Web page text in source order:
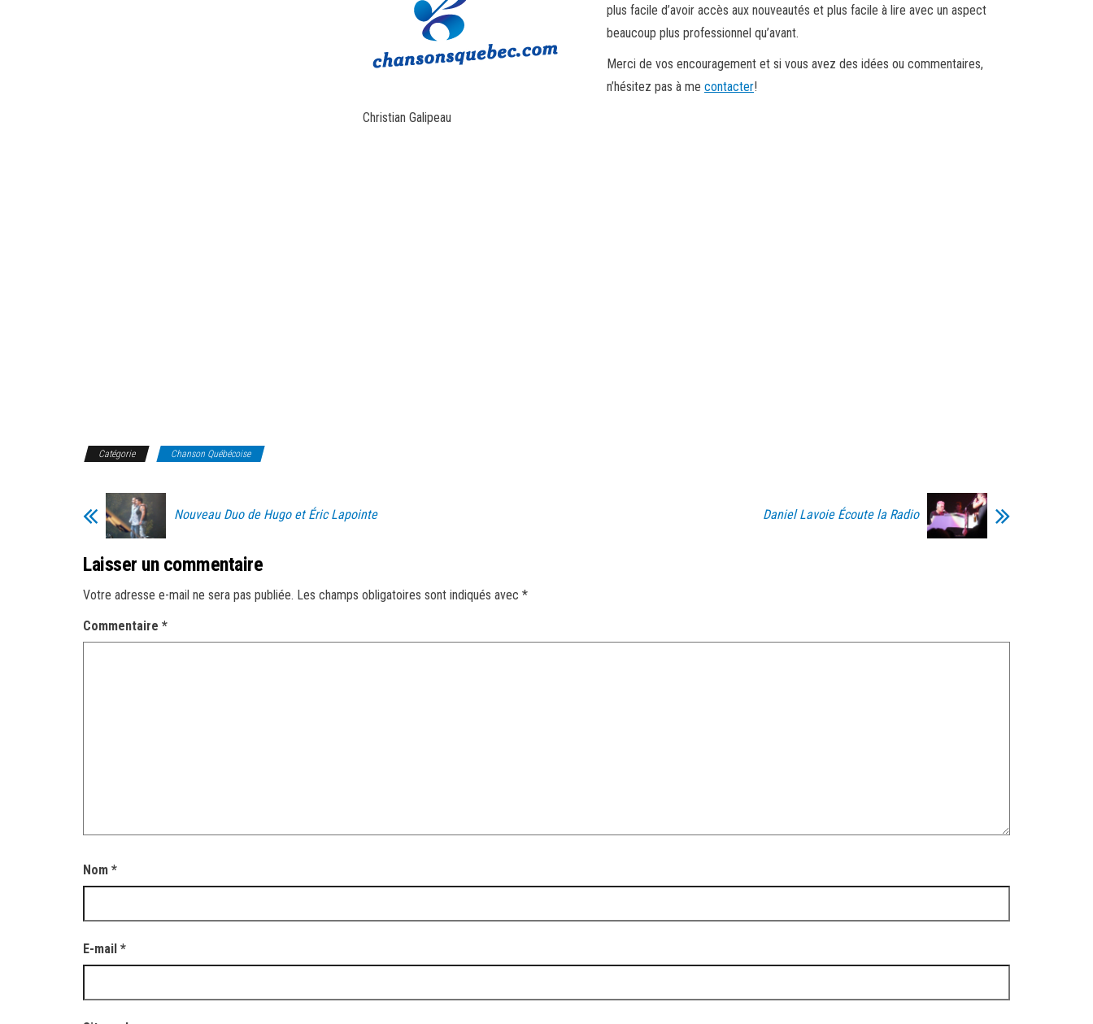
plus facile d’avoir accès aux nouveautés et plus facile à lire avec un aspect
beaucoup plus professionnel qu’avant.
Merci de vos encouragement et si vous avez des idées ou commentaires,
n’hésitez pas à me contacter!
Christian Galipeau
Catégorie Chanson Québécoise
Nouveau Duo de Hugo et Éric Lapointe Daniel Lavoie Écoute la Radio
Laisser un commentaire
Votre adresse e-mail ne sera pas publiée. Les champs obligatoires sont indiqués avec *
Commentaire *
Nom *
E-mail *